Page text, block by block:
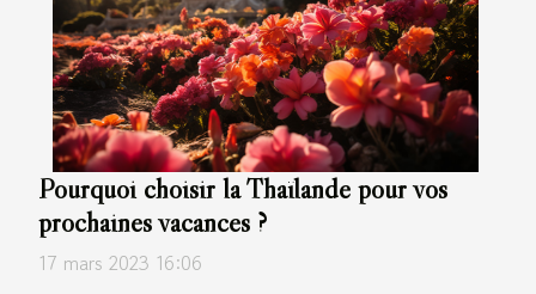
Pourquoi choisir la Thaïlande pour vos
prochaines vacances ?
17 mars 2023 16:06